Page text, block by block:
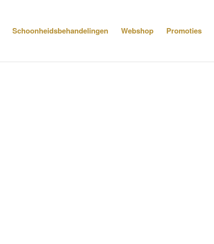
Schoonheidsbehandelingen Webshop Promoties